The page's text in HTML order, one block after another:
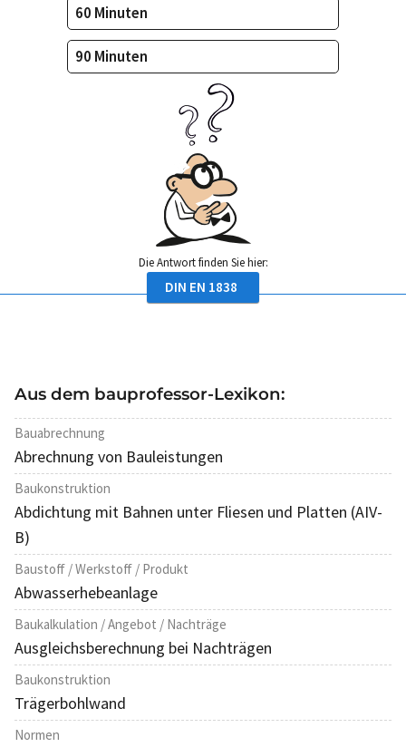
60 Minuten
90 Minuten
Die Antwort finden Sie hier:
DIN EN 1838
Aus dem bauprofessor-Lexikon:
Bauabrechnung
Abrechnung von Bauleistungen
Baukonstruktion
Abdichtung mit Bahnen unter Fliesen und Platten (AIV-
B)
Baustoff / Werkstoff / Produkt
Abwasserhebeanlage
Baukalkulation / Angebot / Nachträge
Ausgleichsberechnung bei Nachträgen
Baukonstruktion
Trägerbohlwand
Normen